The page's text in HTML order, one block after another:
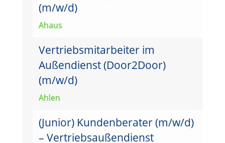
(m/w/d)
Ahaus
Vertriebsmitarbeiter im
Außendienst (Door2Door)
(m/w/d)
Ahlen
(Junior) Kundenberater (m/w/d)
– Vertriebsaußendienst